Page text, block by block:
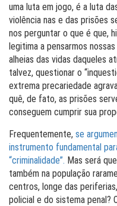
uma luta em jogo, é a luta
violência nas e das prisões
nos perguntar o que é que,
legitima a pensarmos
alheias das vidas daqueles
talvez, questionar o
extrema precariedade
quê, de fato, as prisões
conseguem cumprir sua
Frequentemente, se
instrumento fundamental
“criminalidade”. Mas será
também na população
centros, longe das
policial e do sistema penal?